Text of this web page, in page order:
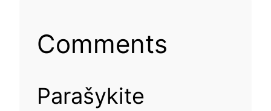
Comments
Parašykite